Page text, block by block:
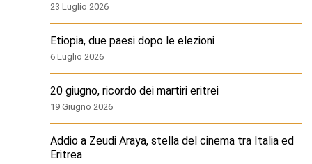
23 Luglio 2026
Etiopia, due paesi dopo le elezioni
6 Luglio 2026
20 giugno, ricordo dei martiri eritrei
19 Giugno 2026
Addio a Zeudi Araya, stella del cinema tra Italia ed
Eritrea